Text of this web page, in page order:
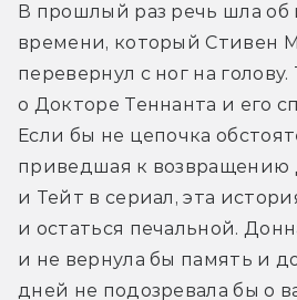
В прошлый раз речь шла об
времени, который Стивен
перевернул с ног на
о Докторе Теннанта и его
Если бы не цепочка
приведшая к возвращению
и Тейт в сериал, эта
и остаться печальной.
и не вернула бы память и
дней не подозревала бы о